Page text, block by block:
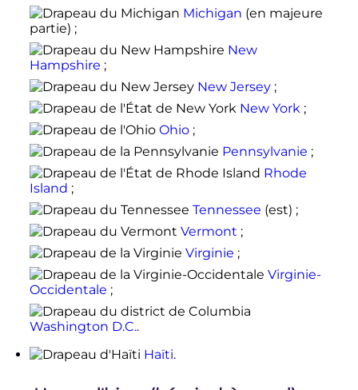
Michigan (en majeure
partie) ;
New
Hampshire ;
New Jersey;
New York ;
Ohio;
Pennsylvanie ;
Rhode
Island ;
Tennessee (est) ;
Vermont ;
Virginie ;
Virginie-
Occidentale ;
Washington D.C..
Haïti.